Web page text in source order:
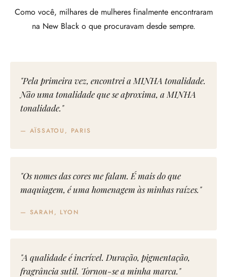
Como você, milhares de mulheres finalmente encontraram
na New Black o que procuravam desde sempre.
"Pela primeira vez, encontrei a MINHA tonalidade.
Não uma tonalidade que se aproxima, a MINHA
tonalidade."
— AÏSSATOU, PARIS
"Os nomes das cores me falam. É mais do que
maquiagem, é uma homenagem às minhas raízes."
— SARAH, LYON
"A qualidade é incrível. Duração, pigmentação,
fragrância sutil. Tornou-se a minha marca."